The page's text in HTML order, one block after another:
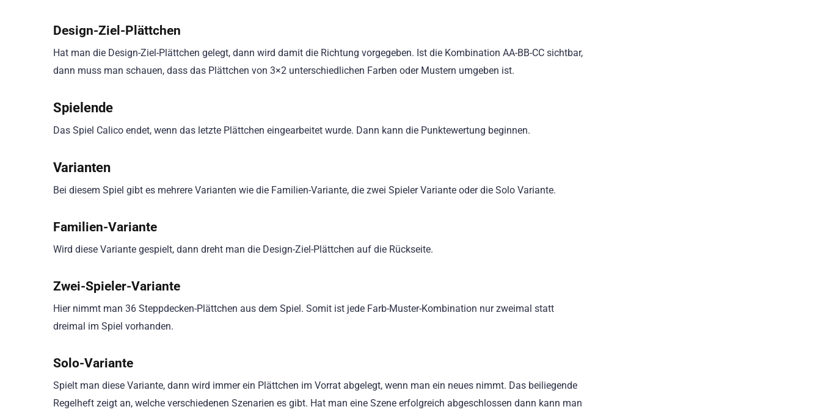
Design-Ziel-Plättchen
Hat man die Design-Ziel-Plättchen gelegt, dann wird damit die Richtung vorgegeben. Ist die Kombination AA-BB-CC sichtbar,
dann muss man schauen, dass das Plättchen von 3×2 unterschiedlichen Farben oder Mustern umgeben ist.
Spielende
Das Spiel Calico endet, wenn das letzte Plättchen eingearbeitet wurde. Dann kann die Punktewertung beginnen.
Varianten
Bei diesem Spiel gibt es mehrere Varianten wie die Familien-Variante, die zwei Spieler Variante oder die Solo Variante.
Familien-Variante
Wird diese Variante gespielt, dann dreht man die Design-Ziel-Plättchen auf die Rückseite.
Zwei-Spieler-Variante
Hier nimmt man 36 Steppdecken-Plättchen aus dem Spiel. Somit ist jede Farb-Muster-Kombination nur zweimal statt
dreimal im Spiel vorhanden.
Solo-Variante
Spielt man diese Variante, dann wird immer ein Plättchen im Vorrat abgelegt, wenn man ein neues nimmt. Das beiliegende
Regelheft zeigt an, welche verschiedenen Szenarien es gibt. Hat man eine Szene erfolgreich abgeschlossen dann kann man